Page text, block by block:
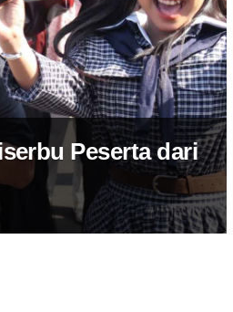
Peserta dari